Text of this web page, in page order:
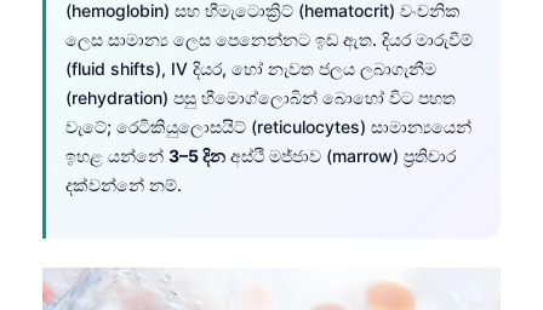
(hemoglobin) සහ හීමැටොක්‍රිට් (hematocrit) වංචනික
ලෙස සාමාන්‍ය ලෙස පෙනෙන්නට ඉඩ ඇත. දියර මාරුවීම්
(fluid shifts), IV දියර, හෝ නැවත ජලය ලබාගැනීම
(rehydration) පසු හීමොග්ලොබින් බොහෝ විට පහත
වැටේ; රෙටිකියුලොසයිට් (reticulocytes) සාමාන්‍යයෙන්
ඉහළ යන්නේ 3–5 දින අස්ථි මජ්ජාව (marrow) ප්‍රතිචාර
දක්වන්නේ නම්.
Tagalog
ភាសាខ្មែរ
Kiswahili
አማርኛ
Українська
O‘zbekcha